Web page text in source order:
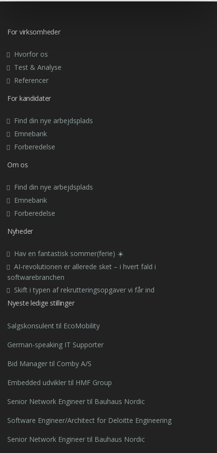
For virksomheder
Hvorfor os
Test & Analyse
Referencer
For kandidater
Find din nye arbejdsplads
Emnebank
Forberedelse
Om os
Find din nye arbejdsplads
Emnebank
Forberedelse
Nyheder
Hav en fantastisk sommer(ferie) ☀️
AI-revolutionen er allerede sket – i hvert fald i
softwarebranchen
Skift i typen af rekrutteringsopgaver vi får ind
Nyeste ledige stillinger
Salgskonsulent til EcoMobility
German-speaking IT Supporter
Bid Manager til Comby A/S
Embedded udvikler til HMF Group
Senior Network Engineer til Bauhaus Nordic
Software Engineer/Architect for Deloitte Engineering
Senior Network Engineer til Bauhaus Nordic